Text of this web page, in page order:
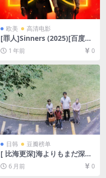
欧美 高清电影
[罪人]Sinners (2025)[百度网
盘+夸克网盘4K超清未删减资
源][网盘在线播放/下载][MP4/
9GB][中英字幕]
1 年前 0
日韩 豆瓣榜单
[ 比海更深]海よりもまだ深く
(2016)[百度网盘+夸克网盘10
80P超清未删减资源][网盘在
6 月前 0